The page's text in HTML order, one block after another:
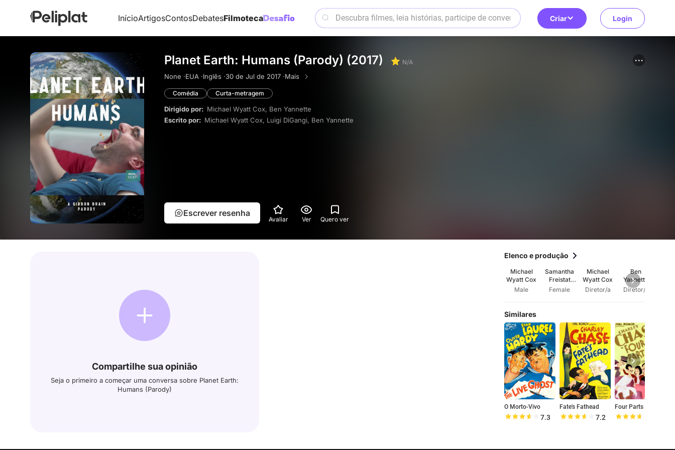
InícioArtigosContosDebatesFilmoteca Criar Login
Planet Earth: Humans (Parody) (2017) N/A
None ·EUA ·Inglês ·30 de Jul de 2017 ·Mais
Comédia Curta-metragem
Dirigido por: Michael Wyatt Cox, Ben Yannette
Escrito por: Michael Wyatt Cox, Luigi DiGangi, Ben Yannette
Escrever resenha
Avaliar Ver Quero ver
Compartilhe sua opinião
Seja o primeiro a começar uma conversa sobre Planet Earth:
Humans (Parody)
Elenco e produção
Michael
Wyatt Cox
Male
Samantha
Freistat
Cox
Female
Michael
Wyatt Cox
Diretor/a
Ben
Yannette
Diretor/a
Similares
O Morto-Vivo
7.3
Fate's Fathead
7.2
Four Parts